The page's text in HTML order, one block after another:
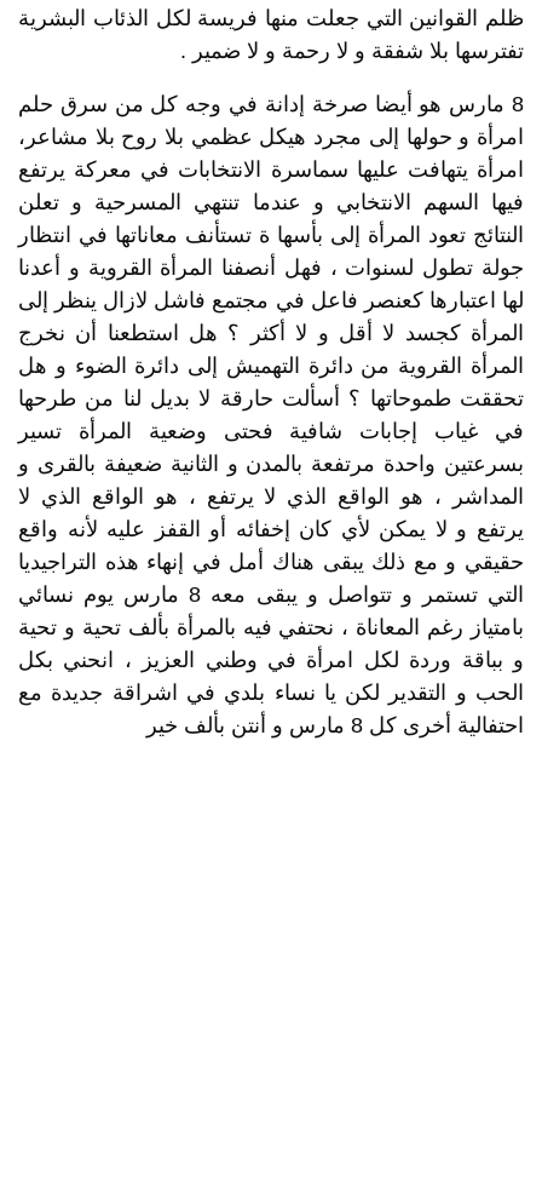
ظلم القوانين التي جعلت منها فريسة لكل الذئاب البشرية
تفترسها بلا شفقة و لا رحمة و لا ضمير .
8 مارس هو أيضا صرخة إدانة في وجه كل من سرق حلم
امرأة و حولها إلى مجرد هيكل عظمي بلا روح بلا مشاعر،
امرأة يتهافت عليها سماسرة الانتخابات في معركة يرتفع
فيها السهم الانتخابي و عندما تنتهي المسرحية و تعلن
النتائج تعود المرأة إلى بأسها ة تستأنف معاناتها في انتظار
جولة تطول لسنوات ، فهل أنصفنا المرأة القروية و أعدنا
لها اعتبارها كعنصر فاعل في مجتمع فاشل لازال ينظر إلى
المرأة كجسد لا أقل و لا أكثر ؟ هل استطعنا أن نخرج
المرأة القروية من دائرة التهميش إلى دائرة الضوء و هل
تحققت طموحاتها ؟ أسألت حارقة لا بديل لنا من طرحها
في غياب إجابات شافية فحتى وضعية المرأة تسير
بسرعتين واحدة مرتفعة بالمدن و الثانية ضعيفة بالقرى و
المداشر ، هو الواقع الذي لا يرتفع ، هو الواقع الذي لا
يرتفع و لا يمكن لأي كان إخفائه أو القفز عليه لأنه واقع
حقيقي و مع ذلك يبقى هناك أمل في إنهاء هذه التراجيديا
التي تستمر و تتواصل و يبقى معه 8 مارس يوم نسائي
بامتياز رغم المعاناة ، نحتفي فيه بالمرأة بألف تحية و تحية
و بباقة وردة لكل امرأة في وطني العزيز ، انحني بكل
الحب و التقدير لكن يا نساء بلدي في اشراقة جديدة مع
احتفالية أخرى كل 8 مارس و أنتن بألف خير